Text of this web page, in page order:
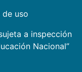
uso
a inspección
Nacional”